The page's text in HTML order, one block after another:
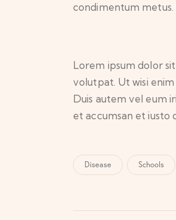
condimentum
Lorem ipsum dolor
volutpat. Ut wisi
Duis autem vel eum
et accumsan et iusto
Disease Schools